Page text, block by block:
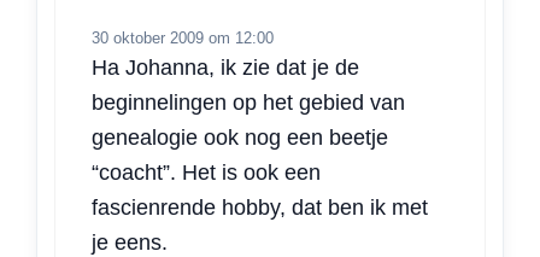
30 oktober 2009 om 12:00
Ha Johanna, ik zie dat je de
beginnelingen op het gebied van
genealogie ook nog een beetje
“coacht”. Het is ook een
fascienrende hobby, dat ben ik met
je eens.